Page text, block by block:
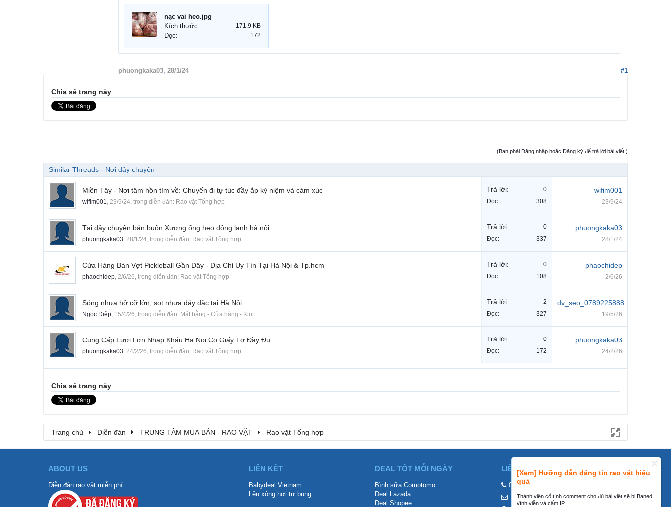
[Xem] Hưỡng dẫn đăng tin rao vặt hiệu
quả
Thành viên cố tình comment cho đủ bài viêt sẽ bị Baned
vĩnh viễn và cấm IP.
nạc vai heo.jpg
Kích thước:
171.9 KB
Đọc: 172
phuongkaka03, 28/1/24 #1
Chia sẻ trang này
(Bạn phải Đăng nhập hoặc Đăng ký để trả lời bài viết.)
Similar Threads - Nơi đây chuyên
Miền Tây - Nơi tâm hồn tìm về: Chuyến đi tự túc đầy ắp kỷ niệm và cảm xúc
wifim001, 23/9/24, trong diễn đàn: Rao vặt Tổng hợp
Trả lời:
0
Đọc:
308
wifim001
23/9/24
Tại đây chuyên bán buôn Xương ống heo đông lạnh hà nội
phuongkaka03, 28/1/24, trong diễn đàn: Rao vặt Tổng hợp
Trả lời:
0
Đọc:
337
phuongkaka03
28/1/24
Cửa Hàng Bán Vợt Pickleball Gần Đây - Địa Chỉ Uy Tín Tại Hà Nội & Tp.hcm
phaochidep, 2/6/26, trong diễn đàn: Rao vặt Tổng hợp
Trả lời:
0
Đọc:
108
phaochidep
2/6/26
Sóng nhựa hở cỡ lớn, sọt nhựa đáy đặc tại Hà Nội
Ngọc Diệp, 15/4/26, trong diễn đàn: Mặt bằng - Cửa hàng - Kiot
Trả lời:
2
Đọc:
327
dv_seo_0789225888
19/5/26
Cung Cấp Lưỡi Lợn Nhập Khẩu Hà Nội Có Giấy Tờ Đầy Đủ
phuongkaka03, 24/2/26, trong diễn đàn: Rao vặt Tổng hợp
Trả lời:
0
Đọc:
172
phuongkaka03
24/2/26
Chia sẻ trang này
Trang chủ Diễn đàn TRUNG TÂM MUA BÁN - RAO VẶT Rao vặt Tổng hợp
ABOUT US
Diễn đàn rao vặt miễn phí
LIÊN KẾT
Babydeal Vietnam
Lều xông hơi tự bung
DEAL TỐT MỖI NGÀY
Bình sữa Comotomo
Deal Lazada
Deal Shopee
LIÊN HỆ
0858002468
contact@mraovat.vn